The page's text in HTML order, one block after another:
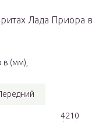
Лада Приора в
в (мм),
4210